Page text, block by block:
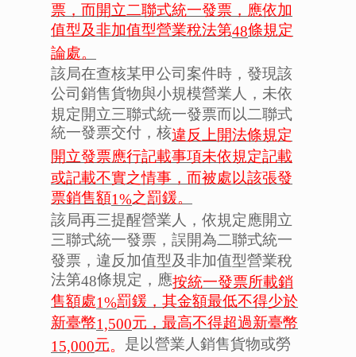
票，而開立二聯式統一發票，應依加
值型及非加值型營業稅法第48條規定
論處。
該局在查核某甲公司案件時，發現該
公司銷售貨物與小規模營業人，未依
規定開立三聯式統一發票而以二聯式
統一發票交付，核違反上開法條規定
開立發票應行記載事項未依規定記載
或記載不實之情事，而被處以該張發
票銷售額1%之罰鍰。
該局再三提醒營業人，依規定應開立
三聯式統一發票，誤開為二聯式統一
發票，違反加值型及非加值型營業稅
法第48條規定，應按統一發票所載銷
售額處1%罰鍰，其金額最低不得少於
新臺幣1,500元，最高不得超過新臺幣
15,000元。 是以營業人銷售貨物或勞